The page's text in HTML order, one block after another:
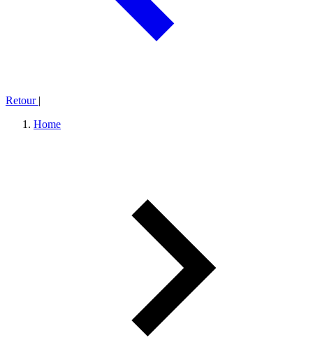
Retour |
Home